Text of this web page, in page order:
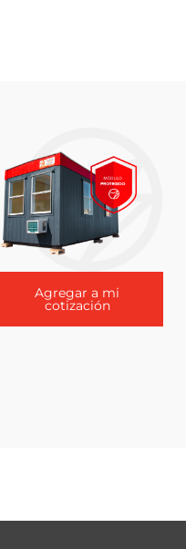
Agregar a mi
cotización